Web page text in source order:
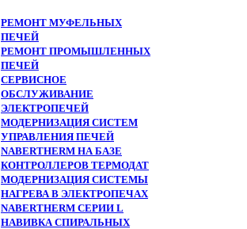
РЕМОНТ МУФЕЛЬНЫХ
ПЕЧЕЙ
РЕМОНТ ПРОМЫШЛЕННЫХ
ПЕЧЕЙ
СЕРВИСНОЕ
ОБСЛУЖИВАНИЕ
ЭЛЕКТРОПЕЧЕЙ
МОДЕРНИЗАЦИЯ СИСТЕМ
УПРАВЛЕНИЯ ПЕЧЕЙ
NABERTHERM НА БАЗЕ
КОНТРОЛЛЕРОВ ТЕРМОДАТ
МОДЕРНИЗАЦИЯ СИСТЕМЫ
НАГРЕВА В ЭЛЕКТРОПЕЧАХ
NABERTHERM СЕРИИ L
НАВИВКА СПИРАЛЬНЫХ